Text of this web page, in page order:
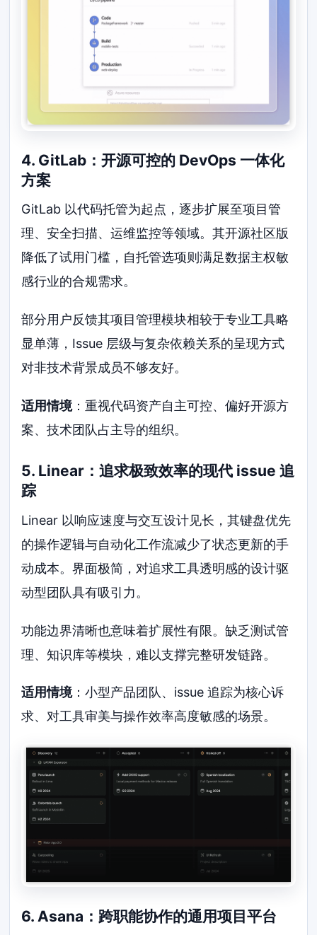
4. GitLab：开源可控的 DevOps 一体化
方案
GitLab 以代码托管为起点，逐步扩展至项目管
理、安全扫描、运维监控等领域。其开源社区版
降低了试用门槛，自托管选项则满足数据主权敏
感行业的合规需求。
部分用户反馈其项目管理模块相较于专业工具略
显单薄，Issue 层级与复杂依赖关系的呈现方式
对非技术背景成员不够友好。
适用情境：重视代码资产自主可控、偏好开源方
案、技术团队占主导的组织。
5. Linear：追求极致效率的现代 issue 追
踪
Linear 以响应速度与交互设计见长，其键盘优先
的操作逻辑与自动化工作流减少了状态更新的手
动成本。界面极简，对追求工具透明感的设计驱
动型团队具有吸引力。
功能边界清晰也意味着扩展性有限。缺乏测试管
理、知识库等模块，难以支撑完整研发链路。
适用情境：小型产品团队、issue 追踪为核心诉
求、对工具审美与操作效率高度敏感的场景。
6. Asana：跨职能协作的通用项目平台